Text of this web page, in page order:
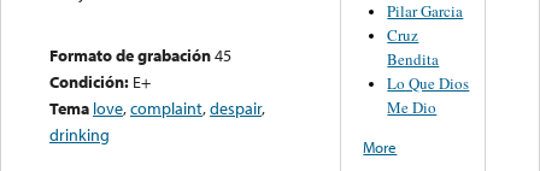
Formato de grabación45
Condición: E+
Tema love,complaint,despair,
drinking
Pilar Garcia
Cruz
Bendita
Lo Que Dios
Me Dio
More